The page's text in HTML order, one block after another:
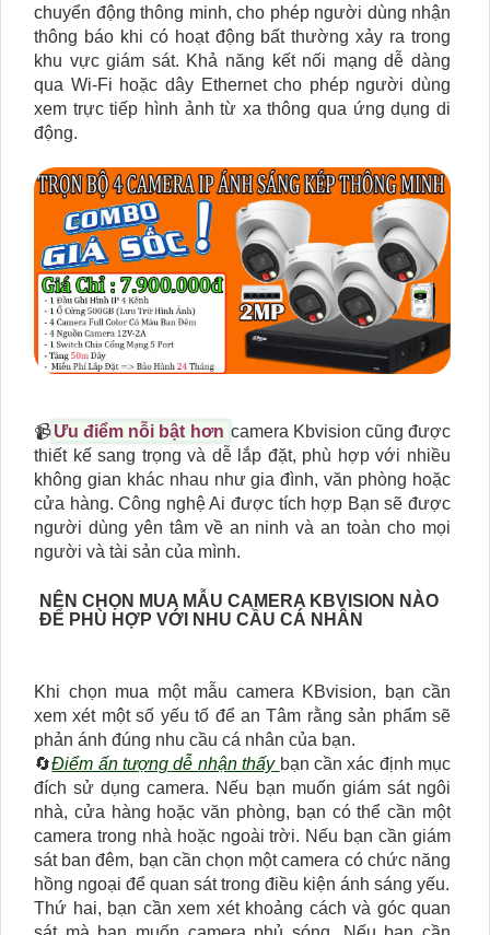
chuyển động thông minh, cho phép người dùng nhận
thông báo khi có hoạt động bất thường xảy ra trong
khu vực giám sát. Khả năng kết nối mạng dễ dàng
qua Wi-Fi hoặc dây Ethernet cho phép người dùng
xem trực tiếp hình ảnh từ xa thông qua ứng dụng di
động.
📹Ưu điểm nỗi bật hơn camera Kbvision cũng được
thiết kế sang trọng và dễ lắp đặt, phù hợp với nhiều
không gian khác nhau như gia đình, văn phòng hoặc
cửa hàng. Công nghệ Ai được tích hợp Bạn sẽ được
người dùng yên tâm về an ninh và an toàn cho mọi
người và tài sản của mình.
NÊN CHỌN MUA MẪU CAMERA KBVISION NÀO
ĐỂ PHÙ HỢP VỚI NHU CẦU CÁ NHÂN
Khi chọn mua một mẫu camera KBvision, bạn cần
xem xét một số yếu tố để an Tâm rằng sản phẩm sẽ
phản ánh đúng nhu cầu cá nhân của bạn.
🔄Điểm ấn tượng dễ nhận thấy bạn cần xác định mục
đích sử dụng camera. Nếu bạn muốn giám sát ngôi
nhà, cửa hàng hoặc văn phòng, bạn có thể cần một
camera trong nhà hoặc ngoài trời. Nếu bạn cần giám
sát ban đêm, bạn cần chọn một camera có chức năng
hồng ngoại để quan sát trong điều kiện ánh sáng yếu.
Thứ hai, bạn cần xem xét khoảng cách và góc quan